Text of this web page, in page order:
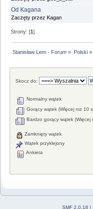
Od Kagana
Zaczęty przez Kagan
Strony: [1]
Stanisław Lem - Forum » Polski»
Skocz do:
Normalny wątek
Gorący wątek (Więcej niż 10
Bardzo gorący wątek (Więcej
Zamknięty wątek
Wątek przyklejony
Ankieta
SMF 2.0.18 |